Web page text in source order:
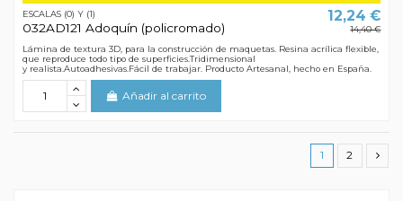
ESCALAS (0) Y (1)
032AD121 Adoquín (policromado)
12,24 €
14,40 €
Lámina de textura 3D, para la construcción de maquetas. Resina acrílica flexible,
que reproduce todo tipo de superficies.Tridimensional
y realista.Autoadhesivas.Fácil de trabajar. Producto Artesanal, hecho en España.
Añadir al carrito
1 2